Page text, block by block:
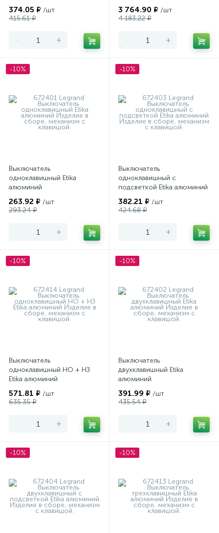
374.05 ₽ /шт
415.61 ₽
- +
3 764.90 ₽ /шт
4 183.22 ₽
- +
-10%
Выключатель
одноклавишный Etika
алюминий
263.92 ₽ /шт
293.24 ₽
- +
-10%
Выключатель
одноклавишный с
подсветкой Etika алюминий
382.21 ₽ /шт
424.68 ₽
- +
-10%
Выключатель
одноклавишный НО + НЗ
Etika алюминий
571.81 ₽ /шт
635.35 ₽
- +
-10%
Выключатель
двухклавишный Etika
алюминий
391.99 ₽ /шт
435.54 ₽
- +
-10% -10%